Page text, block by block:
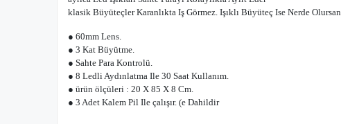
klasik Büyüteçler Karanlıkta Iş Görmez. Işıklı Büyüteç Ise Nerde
● 60mm Lens.
● 3 Kat Büyütme.
● Sahte Para Kontrolü.
● 8 Ledli Aydınlatma Ile 30 Saat Kullanım.
● ürün ölçüleri : 20 X 85 X 8 Cm.
● 3 Adet Kalem Pil Ile çalışır. (e Dahildir